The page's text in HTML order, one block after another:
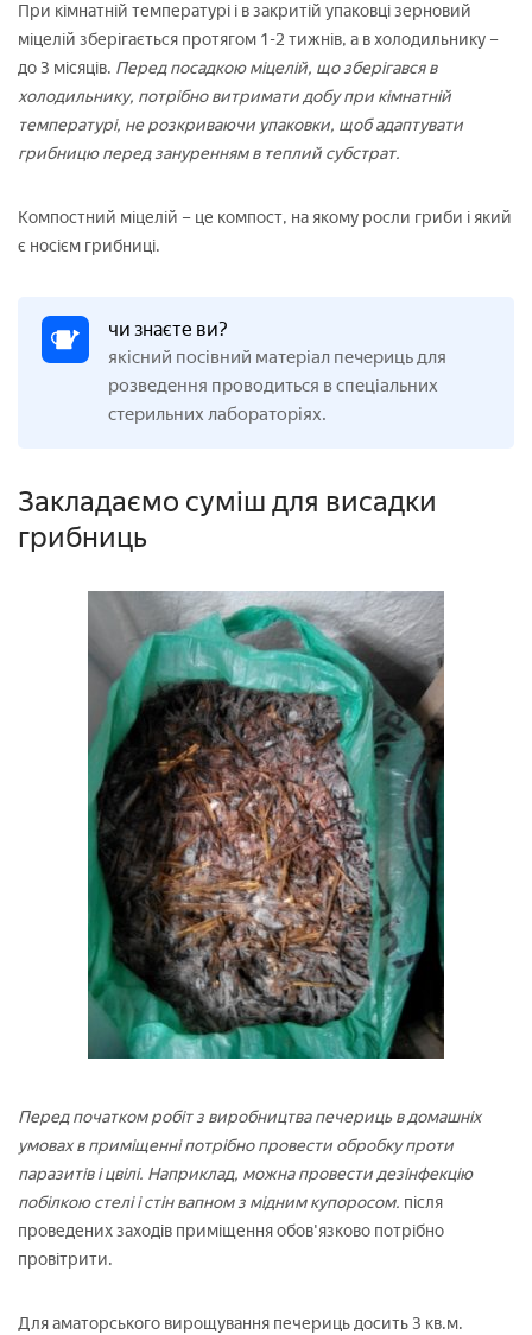
При кімнатній температурі і в закритій упаковці зерновий
міцелій зберігається протягом 1-2 тижнів, а в холодильнику –
до 3 місяців. Перед посадкою міцелій, що зберігався в
холодильнику, потрібно витримати добу при кімнатній
температурі, не розкриваючи упаковки, щоб адаптувати
грибницю перед зануренням в теплий субстрат.
Компостний міцелій – це компост, на якому росли гриби і який
є носієм грибниці.
чи знаєте ви?
якісний посівний матеріал печериць для
розведення проводиться в спеціальних
стерильних лабораторіях.
Закладаємо суміш для висадки
грибниць
Перед початком робіт з виробництва печериць в домашніх
умовах в приміщенні потрібно провести обробку проти
паразитів і цвілі. Наприклад, можна провести дезінфекцію
побілкою стелі і стін вапном з мідним купоросом. після
проведених заходів приміщення обов'язково потрібно
провітрити.
Для аматорського вирощування печериць досить 3 кв.м.